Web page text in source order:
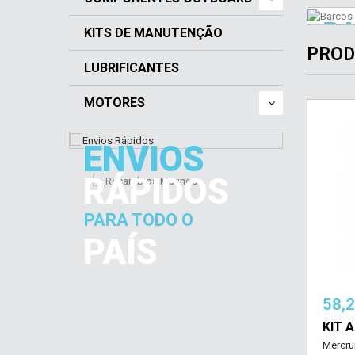
KITS DE MANUTENÇÃO
LUBRIFICANTES
MOTORES
ENVIOS
RÁPIDOS
PARA TODO O
PAÍS
E
KIT